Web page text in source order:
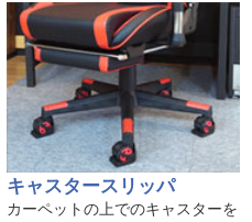
キャスタースリッパ
カーペットの上でのキャスターを